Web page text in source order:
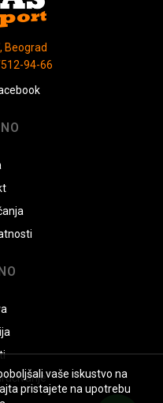
Beograd
94-66
vaše iskustvo na
pristajete na upotrebu